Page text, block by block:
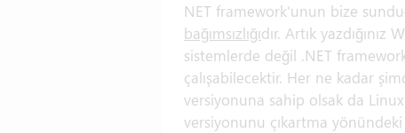
NET framework'unun bize
bağımsızlığıdır. Artık
sistemlerde değil .NET
çalışabilecektir. Her ne kadar
versiyonuna sahip olsak da
versiyonunu çıkartma